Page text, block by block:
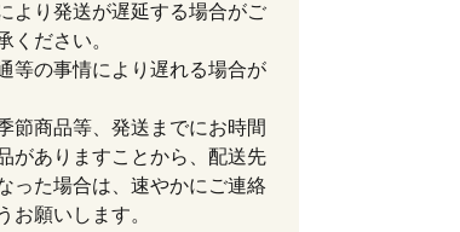
より発送が遅延する場合がご
ください。
等の事情により遅れる場合が
節商品等、発送までにお時間
がありますことから、配送先
った場合は、速やかにご連絡
お願いします。